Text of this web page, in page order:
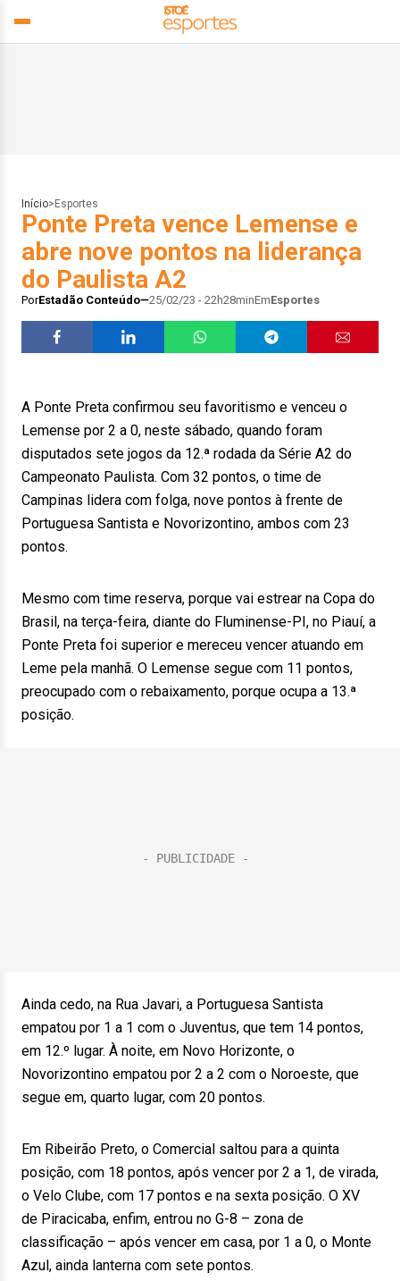
Início> Esportes
Ponte Preta vence Lemense e
abre nove pontos na liderança
do Paulista A2
PorEstadão Conteúdo 25/02/23 - 22h28minEmEsportes
A Ponte Preta confirmou seu favoritismo e venceu o
Lemense por 2 a 0, neste sábado, quando foram
disputados sete jogos da 12.ª rodada da Série A2 do
Campeonato Paulista. Com 32 pontos, o time de
Campinas lidera com folga, nove pontos à frente de
Portuguesa Santista e Novorizontino, ambos com 23
pontos.
Mesmo com time reserva, porque vai estrear na Copa do
Brasil, na terça-feira, diante do Fluminense-PI, no Piauí, a
Ponte Preta foi superior e mereceu vencer atuando em
Leme pela manhã. O Lemense segue com 11 pontos,
preocupado com o rebaixamento, porque ocupa a 13.ª
posição.
Ainda cedo, na Rua Javari, a Portuguesa Santista
empatou por 1 a 1 com o Juventus, que tem 14 pontos,
em 12.º lugar. À noite, em Novo Horizonte, o
Novorizontino empatou por 2 a 2 com o Noroeste, que
segue em, quarto lugar, com 20 pontos.
Em Ribeirão Preto, o Comercial saltou para a quinta
posição, com 18 pontos, após vencer por 2 a 1, de virada,
o Velo Clube, com 17 pontos e na sexta posição. O XV
de Piracicaba, enfim, entrou no G-8 – zona de
classificação – após vencer em casa, por 1 a 0, o Monte
Azul, ainda lanterna com sete pontos.